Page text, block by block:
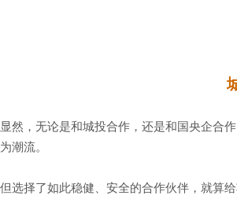
显然，无论是和城投合作，还是和国央企合
为潮流。
但选择了如此稳健、安全的合作伙伴，就算